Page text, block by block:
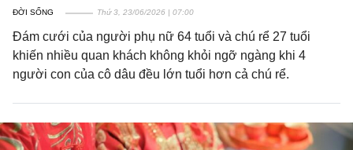
ĐỜI SỐNG Thứ 3, 23/06/2026 | 07:00
Đám cưới của người phụ nữ 64 tuổi và chú rể 27 tuổi
khiến nhiều quan khách không khỏi ngỡ ngàng khi 4
người con của cô dâu đều lớn tuổi hơn cả chú rể.